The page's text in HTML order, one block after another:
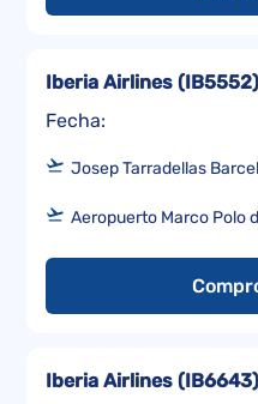
Fecha:
Iberia Airlines (IB5552)
Josep Tarradellas
Aeropuerto Marco Polo
Iberia Airlines (IB6643)